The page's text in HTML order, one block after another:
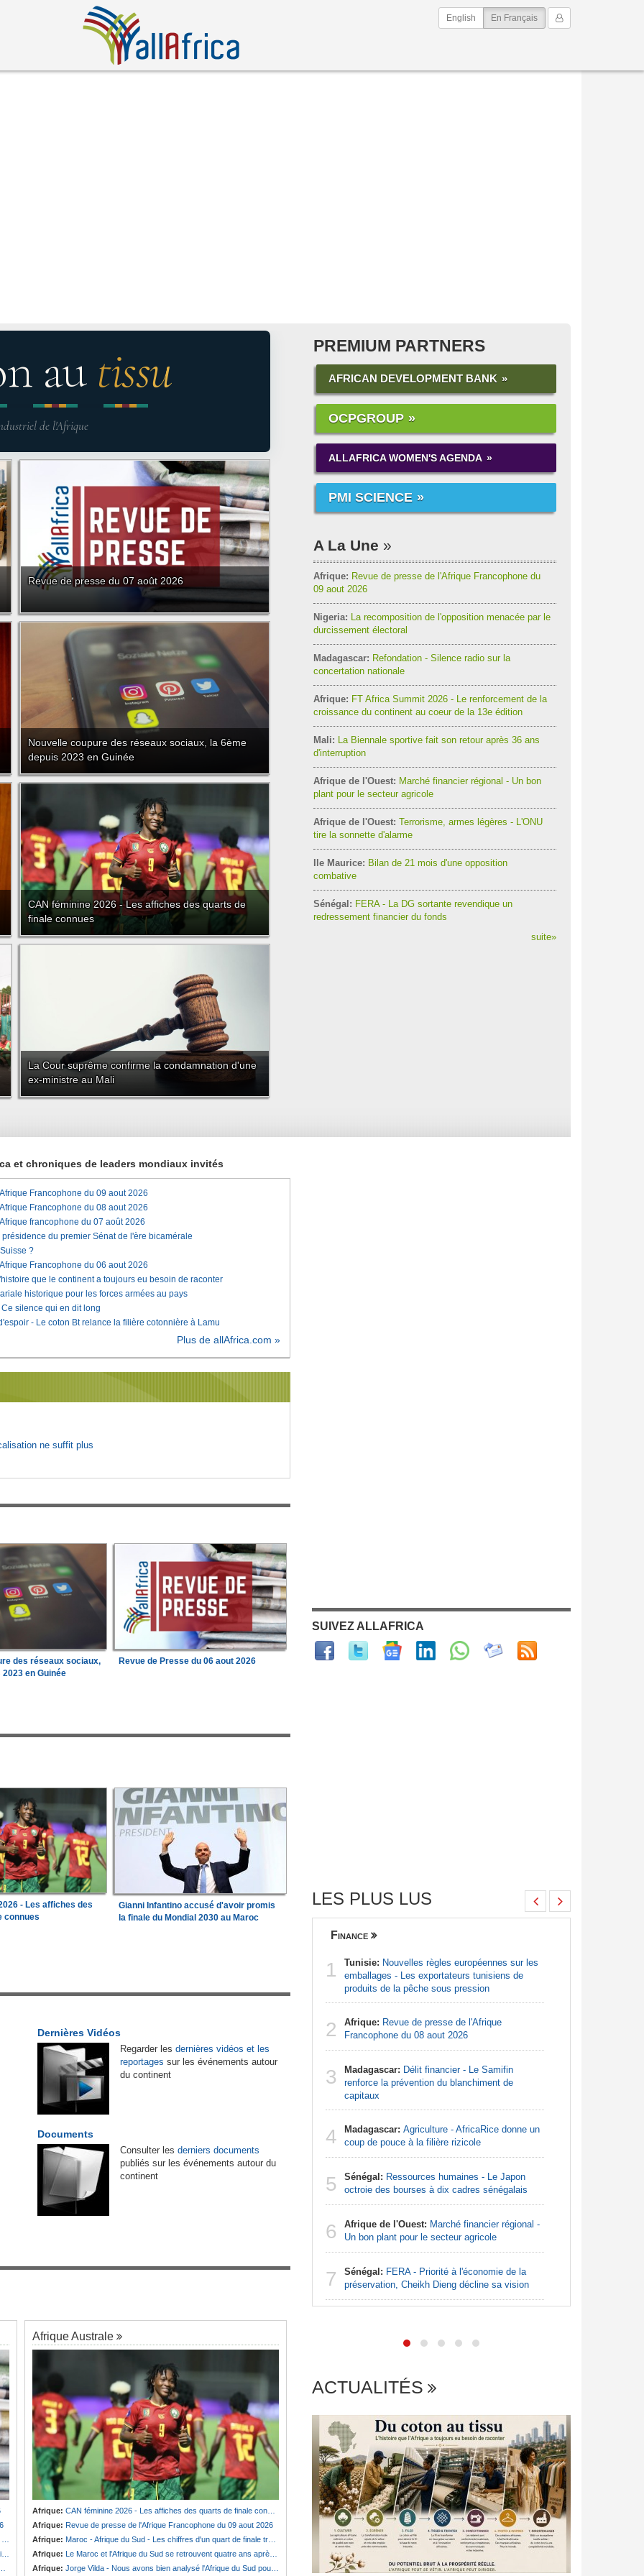
Mon Compte
English En Français(current)
au tissu
de l'Afrique
Revue de presse du 07 août 2026
Nouvelle coupure des réseaux sociaux, la 6ème
depuis 2023 en Guinée
CAN féminine 2026 - Les affiches des quarts de
finale connues
La Cour suprême confirme la condamnation d'une
ex-ministre au Mali
PREMIUM PARTNERS
AFRICAN DEVELOPMENT BANK
OCPGROUP
ALLAFRICA WOMEN'S AGENDA
PMI SCIENCE
A La Une
Afrique: Revue de presse de l'Afrique Francophone du
09 aout 2026
Nigeria: La recomposition de l'opposition menacée par le
durcissement électoral
Madagascar: Refondation - Silence radio sur la
concertation nationale
Afrique: FT Africa Summit 2026 - Le renforcement de la
croissance du continent au coeur de la 13e édition
Mali: La Biennale sportive fait son retour après 36 ans
d'interruption
Afrique de l'Ouest: Marché financier régional - Un bon
plant pour le secteur agricole
Afrique de l'Ouest: Terrorisme, armes légères - L'ONU
tire la sonnette d'alarme
Ile Maurice: Bilan de 21 mois d'une opposition
combative
Sénégal: FERA - La DG sortante revendique un
redressement financier du fonds
suite»
et chroniques de leaders mondiaux invités
Francophone du 09 aout 2026
Francophone du 08 aout 2026
francophone du 07 août 2026
présidence du premier Sénat de l'ère bicamérale
?
Francophone du 06 aout 2026
que le continent a toujours eu besoin de raconter
historique pour les forces armées au pays
silence qui en dit long
- Le coton Bt relance la filière cotonnière à Lamu
Plus de allAfrica.com »
ne suffit plus
des réseaux sociaux,
2023 en Guinée
Revue de Presse du 06 aout 2026
- Les affiches des
connues
Gianni Infantino accusé d'avoir promis
la finale du Mondial 2030 au Maroc
Dernières Vidéos
Regarder les dernières vidéos et les
reportages sur les événements autour
du continent
Documents
Consulter les derniers documents
publiés sur les événements autour du
continent
Afrique Australe
Afrique: CAN féminine 2026 - Les affiches des quarts de finale connues
Afrique: Revue de presse de l'Afrique Francophone du 09 aout 2026
Afrique: Maroc - Afrique du Sud - Les chiffres d'un quart de finale très attendu
Afrique: Le Maroc et l'Afrique du Sud se retrouvent quatre ans après la finale
Afrique: Jorge Vilda - Nous avons bien analysé l'Afrique du Sud pour aller chercher la victoire
SUIVEZ ALLAFRICA
LES PLUS LUS
les
2
place de Biya
3 Cameroun:
Olive Ngobo Elok confirme les
accusations d'Effoudou
Tunisie:
emballages - Les exportateurs tunisiens de
produits de la pêche sous pression
5 Madagascar:Tourisme - Le Canada donne un
coup de main
Afrique:Maroc - Afrique du Sud - Les chiffres
Finance
1 Tunisie: Nouvelles règles européennes sur les
emballages - Les exportateurs tunisiens de
produits de la pêche sous pression
2 Afrique: Revue de presse de l'Afrique
Francophone du 08 aout 2026
3 Madagascar: Délit financier - Le Samifin
renforce la prévention du blanchiment de
capitaux
4 Madagascar: Agriculture - AfricaRice donne un
coup de pouce à la filière rizicole
5 Sénégal: Ressources humaines - Le Japon
octroie des bourses à dix cadres sénégalais
6 Afrique de l'Ouest: Marché financier régional -
Un bon plant pour le secteur agricole
7 Sénégal: FERA - Priorité à l'économie de la
préservation, Cheikh Dieng décline sa vision
ACTUALITÉS